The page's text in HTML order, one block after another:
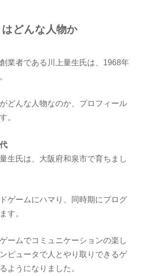
はどんな人物か
業者である川上量生氏は、1968年
どんな人物なのか、プロフィール
。
生氏は、大阪府和泉市で育ちまし
ゲームにハマり、同時期にプログ
す。
ームでコミュニケーションの楽し
ピュータで人とやり取りできるゲ
ようになりました。